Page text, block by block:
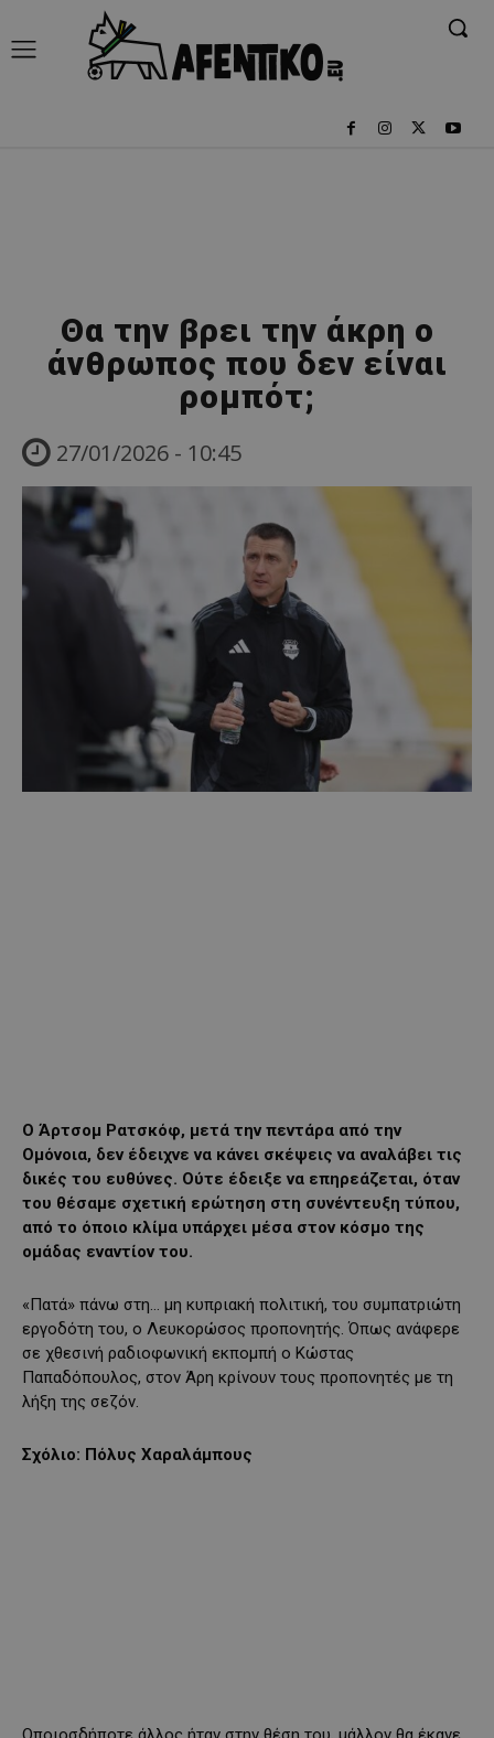
Θα την βρει την άκρη ο
άνθρωπος που δεν είναι
ρομπότ;
27/01/2026 - 10:45
Ο Άρτσομ Ρατσκόφ, μετά την πεντάρα από την
Ομόνοια, δεν έδειχνε να κάνει σκέψεις να αναλάβει τις
δικές του ευθύνες. Ούτε έδειξε να επηρεάζεται, όταν
του θέσαμε σχετική ερώτηση στη συνέντευξη τύπου,
από το όποιο κλίμα υπάρχει μέσα στον κόσμο της
ομάδας εναντίον του.
«Πατά» πάνω στη… μη κυπριακή πολιτική, του συμπατριώτη
εργοδότη του, ο Λευκορώσος προπονητής. Όπως ανάφερε
σε χθεσινή ραδιοφωνική εκπομπή ο Κώστας
Παπαδόπουλος, στον Άρη κρίνουν τους προπονητές με τη
λήξη της σεζόν.
Σχόλιο: Πόλυς Χαραλάμπους